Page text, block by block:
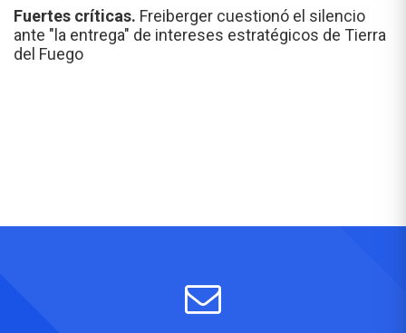
Fuertes críticas. Freiberger cuestionó el silencio
ante "la entrega" de intereses estratégicos de Tierra
del Fuego